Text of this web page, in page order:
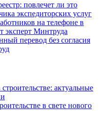
повлечет ли это
экспедиторских услуг
на телефоне в
эксперт Минтруда
перевод без согласия
актуальные
в свете нового